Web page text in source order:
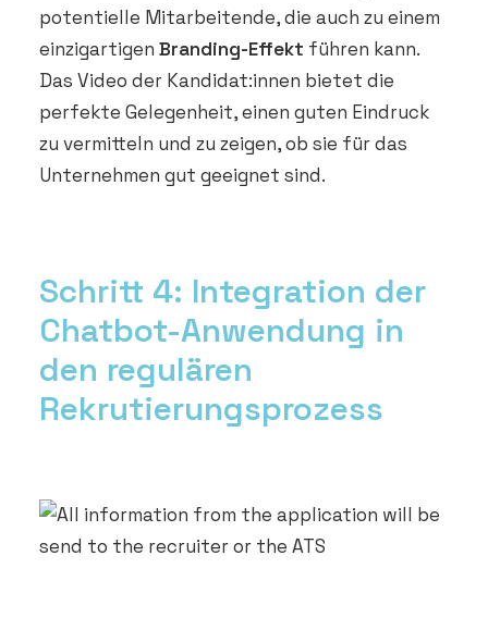
potentielle Mitarbeitende, die auch zu einem
einzigartigen Branding-Effekt führen kann.
Das Video der Kandidat:innen bietet die
perfekte Gelegenheit, einen guten Eindruck
zu vermitteln und zu zeigen, ob sie für das
Unternehmen gut geeignet sind.
Schritt 4: Integration der
Chatbot-Anwendung in
den regulären
Rekrutierungsprozess